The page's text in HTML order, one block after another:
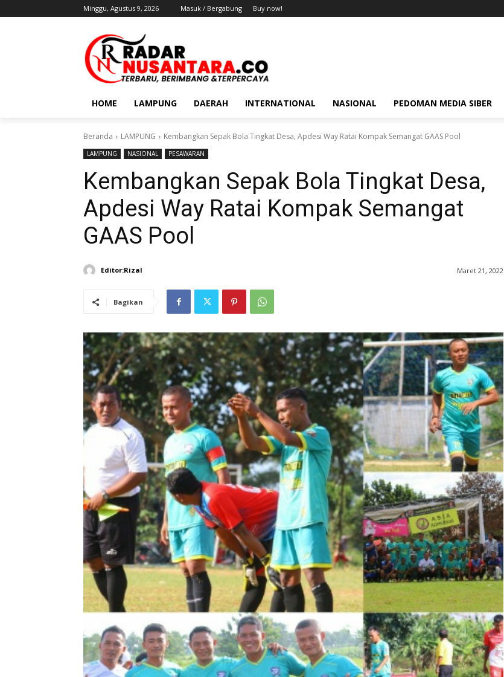
Minggu, Agustus 9, 2026 Masuk / Bergabung Buy now!
HOME LAMPUNG DAERAH INTERNATIONAL NASIONAL PEDOMAN MEDIA SIBER
Beranda LAMPUNG Kembangkan Sepak Bola Tingkat Desa, Apdesi Way Ratai Kompak Semangat GAAS Pool
LAMPUNG NASIONAL PESAWARAN
Kembangkan Sepak Bola Tingkat Desa,
Apdesi Way Ratai Kompak Semangat
GAAS Pool
Editor:Rizal Maret 21, 2022
Bagikan